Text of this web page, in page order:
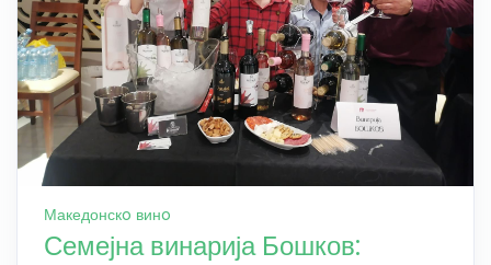
Македонскo винo
Семејна винарија Бошков: